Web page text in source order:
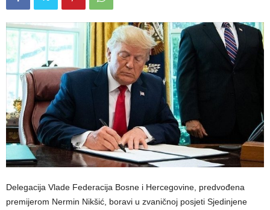
Delegacija Vlade Federacija Bosne i Hercegovine, predvođena
premijerom Nermin Nikšić, boravi u zvaničnoj posjeti Sjedinjene